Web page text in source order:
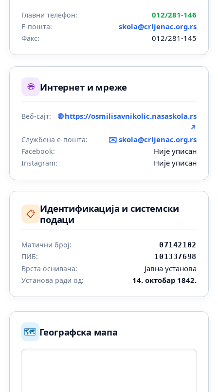
Главни телефон: 012/281-146
Е-пошта: skola@crljenac.org.rs
Факс: 012/281-145
🌐 Интернет и мреже
Веб-сајт:
🌐 https://osmilisavnikolic.nasaskola.rs
↗
Службена е-пошта: ✉️ skola@crljenac.org.rs
Facebook: Није уписан
Instagram: Није уписан
📋 Идентификација и системски
подаци
Матични број: 07142102
ПИБ: 101337698
Врста оснивача: Јавна установа
Установа ради од: 14. октобар 1842.
🗺️ Географска мапа